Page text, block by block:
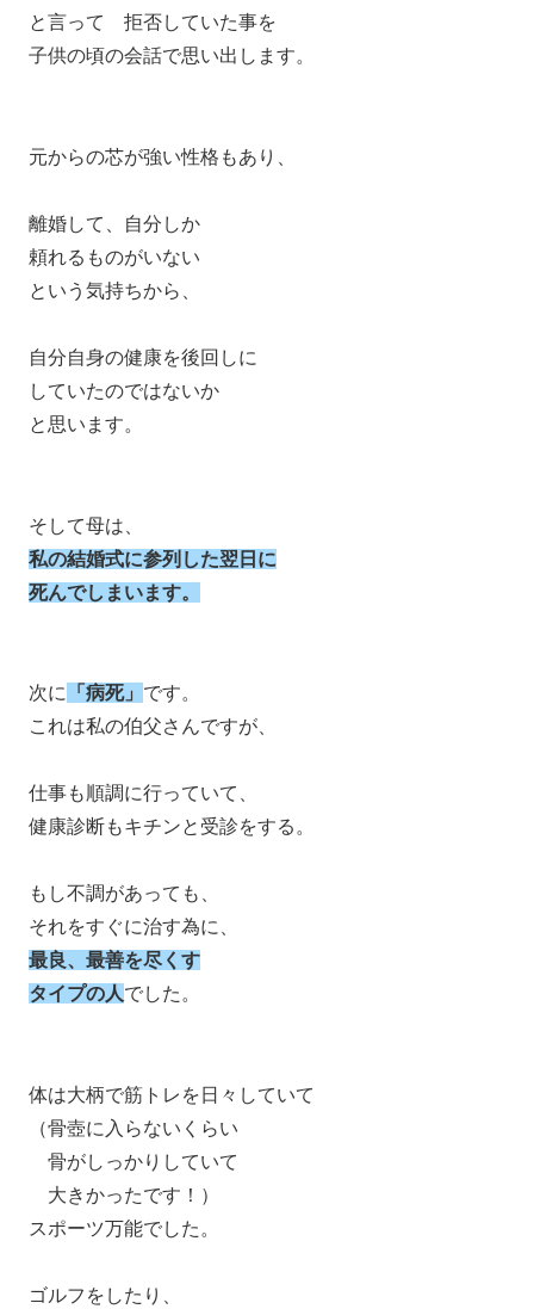
と言って 拒否していた事を
子供の頃の会話で思い出します。
元からの芯が強い性格もあり、
離婚して、自分しか
頼れるものがいない
という気持ちから、
自分自身の健康を後回しに
していたのではないか
と思います。
そして母は、
私の結婚式に参列した翌日に
死んでしまいます。
次に 「病死」 です。
これは私の伯父さんですが、
仕事も順調に行っていて、
健康診断もキチンと受診をする。
もし不調があっても、
それをすぐに治す為に、
最良、最善を尽くす
タイプの人でした。
体は大柄で筋トレを日々していて
（骨壺に入らないくらい
骨がしっかりしていて
大きかったです！）
スポーツ万能でした。
ゴルフをしたり、